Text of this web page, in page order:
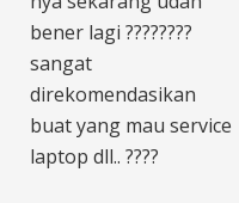
bener lagi ????????
sangat
direkomendasikan
buat yang mau service
laptop dll.. ????